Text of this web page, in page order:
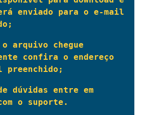
enviado para o e-mail
o arquivo chegue
confira o endereço
preenchido;
dúvidas entre em
o suporte.